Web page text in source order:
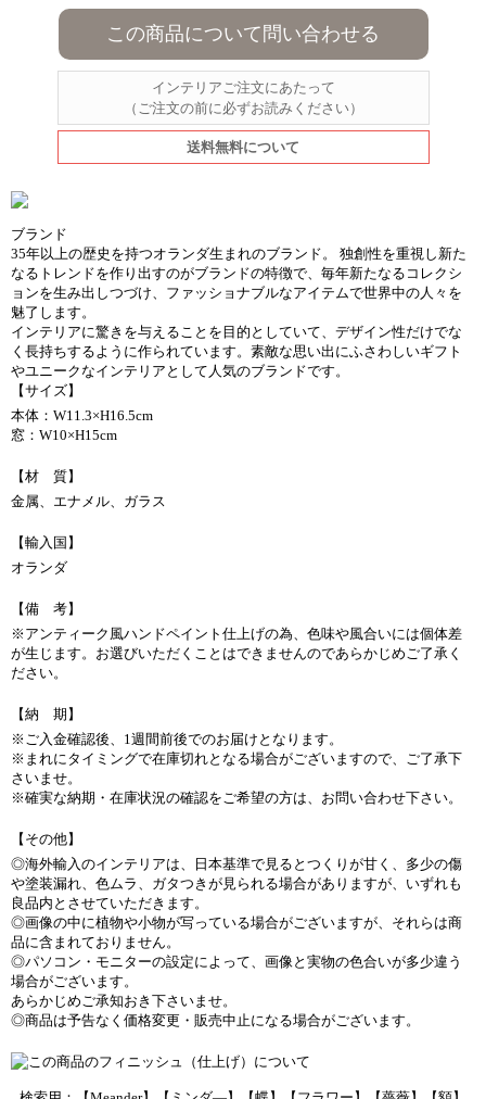
この商品について問い合わせる
インテリアご注文にあたって
（ご注文の前に必ずお読みください）
送料無料について
ブランド
35年以上の歴史を持つオランダ生まれのブランド。 独創性を重視し新た
なるトレンドを作り出すのがブランドの特徴で、毎年新たなるコレクシ
ョンを生み出しつづけ、ファッショナブルなアイテムで世界中の人々を
魅了します。
インテリアに驚きを与えることを目的としていて、デザイン性だけでな
く長持ちするように作られています。素敵な思い出にふさわしいギフト
やユニークなインテリアとして人気のブランドです。
【サイズ】
本体：W11.3×H16.5cm
窓：W10×H15cm
【材 質】
金属、エナメル、ガラス
【輸入国】
オランダ
【備 考】
※アンティーク風ハンドペイント仕上げの為、色味や風合いには個体差
が生じます。お選びいただくことはできませんのであらかじめご了承く
ださい。
【納 期】
※ご入金確認後、1週間前後でのお届けとなります。
※まれにタイミングで在庫切れとなる場合がございますので、ご了承下
さいませ。
※確実な納期・在庫状況の確認をご希望の方は、お問い合わせ下さい。
【その他】
◎海外輸入のインテリアは、日本基準で見るとつくりが甘く、多少の傷
や塗装漏れ、色ムラ、ガタつきが見られる場合がありますが、いずれも
良品内とさせていただきます。
◎画像の中に植物や小物が写っている場合がございますが、それらは商
品に含まれておりません。
◎パソコン・モニターの設定によって、画像と実物の色合いが多少違う
場合がございます。
あらかじめご承知おき下さいませ。
◎商品は予告なく価格変更・販売中止になる場合がございます。